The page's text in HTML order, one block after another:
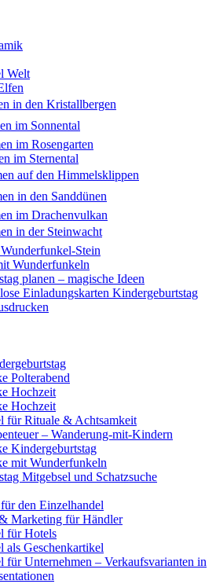
Welt
in den Kristallbergen
im Sonnental
im Rosengarten
im Sternental
auf den Himmelsklippen
in den Sanddünen
im Drachenvulkan
in der Steinwacht
Stein
Wunderfunkeln
planen – magische Ideen
Einladungskarten Kindergeburtstag
Polterabend
Hochzeit
Hochzeit
für Rituale & Achtsamkeit
– Wanderung-mit-Kindern
Kindergeburtstag
mit Wunderfunkeln
Mitgebsel und Schatzsuche
den Einzelhandel
Marketing für Händler
für Hotels
als Geschenkartikel
für Unternehmen – Verkaufsvarianten in